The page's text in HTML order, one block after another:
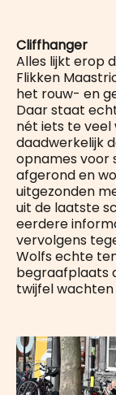
Cliffhanger
Alles lijkt erop
Flikken
het rouw- en
Daar staat
nét iets te veel
daadwerkelijk
opnames voor
afgerond en
uitgezonden
uit de laatste
eerdere
vervolgens
Wolfs echte
begraafplaats
twijfel